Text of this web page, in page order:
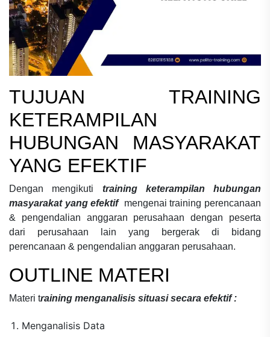
TUJUAN TRAINING
KETERAMPILAN
HUBUNGAN MASYARAKAT
YANG EFEKTIF
Dengan mengikuti
training keterampilan hubungan
masyarakat yang efektif mengenaitraining perencanaan
& pengendalian anggaran perusahaandengan peserta
dari perusahaan lain yang bergerak di bidang
perencanaan & pengendalian anggaran perusahaan.
OUTLINE MATERI
Materi training menganalisis situasi secara efektif:
Menganalisis Data